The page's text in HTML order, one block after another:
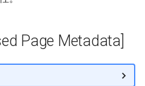
Page Metadata]